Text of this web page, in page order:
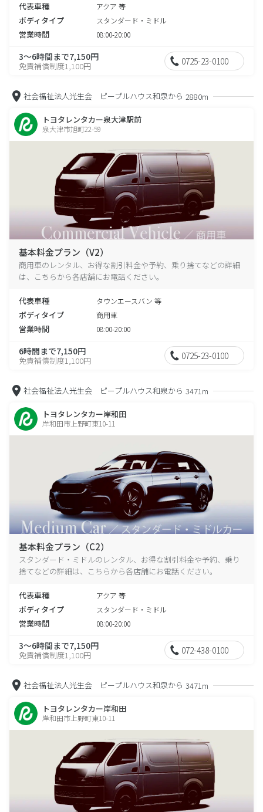
代表車種 アクア 等
ボディタイプ スタンダード・ミドル
営業時間 08:00-20:00
3～6時間まで7,150円
免責補償制度1,100円 0725-23-0100
社会福祉法人光生会 ピープルハウス和泉から 2880m
トヨタレンタカー泉大津駅前
泉大津市旭町22-59
基本料金プラン（V2）
商用車のレンタル、お得な割引料金や予約、乗り捨てなどの詳細
は、こちらから各店舗にお電話ください。
代表車種 タウンエースバン 等
ボディタイプ 商用車
営業時間 08:00-20:00
6時間まで7,150円
免責補償制度1,100円 0725-23-0100
社会福祉法人光生会 ピープルハウス和泉から 3471m
トヨタレンタカー岸和田
岸和田市上野町東10-11
基本料金プラン（C2）
スタンダード・ミドルのレンタル、お得な割引料金や予約、乗り
捨てなどの詳細は、こちらから各店舗にお電話ください。
代表車種 アクア 等
ボディタイプ スタンダード・ミドル
営業時間 08:00-20:00
3～6時間まで7,150円
免責補償制度1,100円 072-438-0100
社会福祉法人光生会 ピープルハウス和泉から 3471m
トヨタレンタカー岸和田
岸和田市上野町東10-11